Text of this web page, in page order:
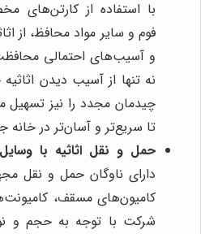
با استفاده از کارتن‌های
فوم و سایر مواد محافظ، از
و آسیب‌های احتمالی
نه تنها از آسیب دیدن
چیدمان مجدد را نیز
تا سریع‌تر و آسان‌تر در
حمل و نقل اثاثیه با
دارای ناوگان حمل و نقل
کامیون‌های مسقف،
شرکت با توجه به حجم و